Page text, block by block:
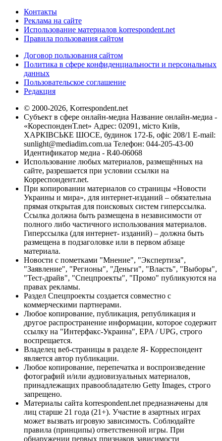
Контакты
Реклама на сайте
Использование материалов korrespondent.net
Правила пользования сайтом
Договор пользования сайтом
Политика в сфере конфиденциальности и персональных
данных
Пользовательское соглашение
Редакция
© 2000-2026, Korrespondent.net
Субъект в сфере онлайн-медиа Название онлайн-медиа -
«КореспонденТ.net» Адрес: 02091, місто Київ,
ХАРКІВСЬКЕ ШОСЕ, будинок 172-Б, офіс 208/1 E-mail:
sunlight@mediadim.com.ua Телефон: 044-205-43-00
Идентификатор медиа - R40-06068
Использование любых материалов, размещённых на
сайте, разрешается при условии ссылки на
Корреспондент.net.
При копировании материалов со страницы «Новости
Украины и мира», для интернет-изданий – обязательна
прямая открытая для поисковых систем гиперссылка.
Ссылка должна быть размещена в независимости от
полного либо частичного использования материалов.
Гиперссылка (для интернет- изданий) – должна быть
размещена в подзаголовке или в первом абзаце
материала.
Новости с пометками "Мнение", "Экспертиза",
"Заявление", "Регионы", "Деньги", "Власть", "Выборы",
"Тест-драйв", "Спецпроекты", "Промо" публикуются на
правах рекламы.
Раздел Спецпроекты создается совместно с
коммерческими партнерами.
Любое копирование, публикация, републикация и
другое распространение информации, которое содержит
ссылку на "Интерфакс-Украина", EPA / UPG, строго
воспрещается.
Владелец веб-страницы в разделе Я- Корреспондент
является автор публикации.
Любое копирование, перепечатка и воспроизведение
фотографий и/или аудиовизуальных материалов,
принадлежащих правообладателю Getty Images, строго
запрещено.
Материалы сайта korrespondent.net предназначены для
лиц старше 21 года (21+). Участие в азартных играх
может вызвать игровую зависимость. Соблюдайте
правила (принципы) ответственной игры. При
обнаружении первых признаков зависимости